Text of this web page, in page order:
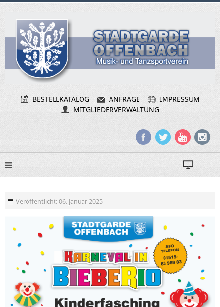
BESTELLKATALOG ANFRAGE
IMPRESSUM
MITGLIEDERVERWALTUNG
Veröffentlicht: 06. Januar 2025